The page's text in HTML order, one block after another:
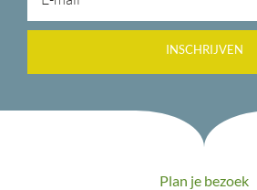
INSCHRIJVEN
Plan je bezoek